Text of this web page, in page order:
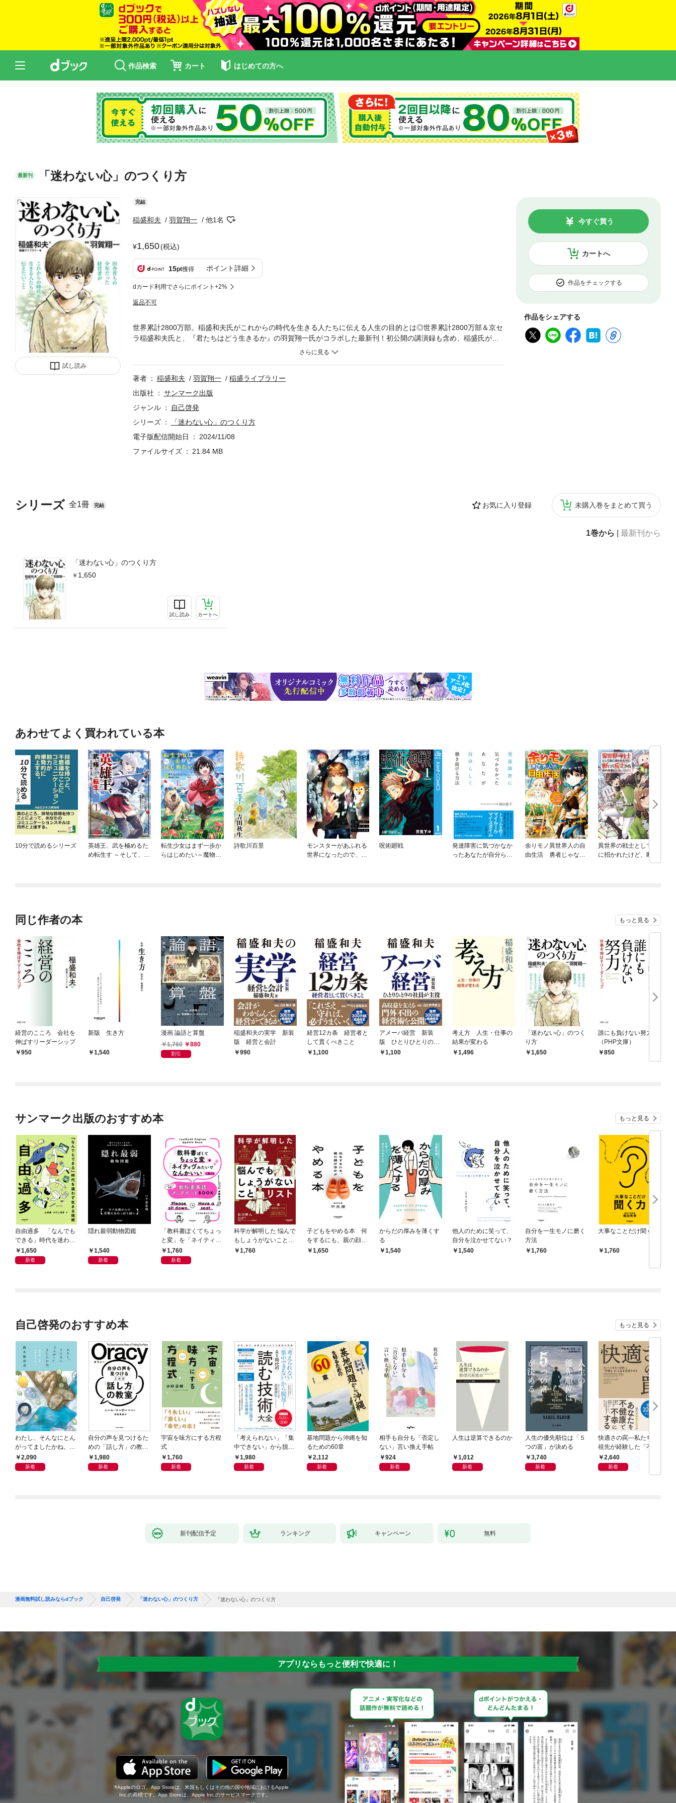
作品検索 カート はじめての方へ
最新刊 「迷わない心」のつくり方
試し読み
完結
稲盛和夫 羽賀翔一 他1名
1,650(税込)
15pt獲得 ポイント詳細
dカード利用でさらにポイント+2%
返品不可
カートへ
今すぐ買う
作品をチェックする
作品をシェアする
シリーズ 全1冊 完結 お気に入り登録 未購入巻をまとめて買う
1巻から 最新刊から
「迷わない心」のつくり方
1,650
試し読み カートへ
世界累計2800万部。稲盛和夫氏がこれからの時代を生きる人たちに伝える人生の目的とは◎世界累計2800万部＆京セ
ラ稲盛和夫氏と、『君たちはどう生きるか』の羽賀翔一氏がコラボした最新刊！初公開の講演録も含め、稲盛氏が若
い人たちに向けて語った内容と、導入として羽賀先生の漫画を掲載。今迷いのあるすべての方に向け、やさしく語り
たらない自信がある」とまで話していたそうです。何が稲盛氏の運命を変えたのか。それはすべて「思う」ことから
始まりました。では、人生を変える「思い」の持ち方とは何か。生き方が変わる1冊です。
著者 稲盛和夫 羽賀翔一
稲盛ライブラリー
出版社
サンマーク出版
ジャンル
自己啓発
シリーズ
「迷わない心」のつくり方
電子版配信開始日
2024/11/08
ファイルサイズ
21.84 MB
あわせてよく買われている本
10分で読めるシリーズ
英雄王、武を極めるた
め転生す ～そして、世
転生少女はまず一歩か
らはじめたい～魔物が
詩歌川百景
モンスターがあふれる
世界になったので、好
呪術廻戦
発達障害に気づかなか
ったあなたが自分らし
余りモノ異世界人の自
由生活 勇者じゃない
異世界の戦士として国
に招かれたけど、断っ
て兵士から始める事に
同じ作者の本 もっと見る
経営のこころ 会社を
伸ばすリーダーシップ
950
新版 生き方
1,540
漫画 論語と算盤
1,760
880
割引
稲盛和夫の実学 新装
版 経営と会計
990
経営12カ条 経営者と
して貫くべきこと
1,100
アメーバ経営 新装
版 ひとりひとりの社
員が主役
1,100
考え方 人生・仕事の
結果が変わる
1,496
「迷わない心」のつく
り方
1,650
誰にも負けない努力
（PHP文庫）
850
サンマーク出版のおすすめ本 もっと見る
自由過多 「なんでも
できる」時代を迷わず
生きる技術
1,650
新着
隠れ最弱動物図鑑
1,540
新着
「教科書ぽくてちょっ
と変」を「ネイティヴ
みたいでなんかいい」
に変える教科書英語ア
1,760
新着
科学が解明した 悩んで
もしょうがないことリ
スト1,760
子どもをやめる本 何
をするにも、親の顔が
浮かぶ
1,650
からだの厚みを薄くす
る
1,540
他人のために笑って、
自分を泣かせてない？
1,540
自分を一生モノに磨く
方法
1,760
大事なことだけ聞く力
1,760
自己啓発のおすすめ本 もっと見る
わたし、そんなにとん
がってましたかね。
獅子座、Ａ型、丙午は
めぐる
2,090
新着
自分の声を見つけるた
めの「話し方」の教
室 Ｏｒａｃｙ（オラ
シー）
1,980
新着
宇宙を味方にする方程
式
1,760
新着
「考えられない」「集
中できない」から脱
却！ AI時代の読む技
術大全
1,980
新着
基地問題から沖縄を知
るための60章
2,112
新着
相手も自分も「否定し
ない」言い換え手帖
924
新着
人生は逆算できるのか
1,012
新着
人生の優先順位は「５
つの富」が決める
3,740
新着
快適さの罠―私たちの
祖先が経験した「不快
さ」が人生を充実させ
る
2,640
新着
新刊配信予定 ランキング キャンペーン 無料
漫画無料試し読みならdブック 自己啓発 「迷わない心」のつくり方 「迷わない心」のつくり方
アプリならもっと便利で快適に！
Appleのロゴ、App Storeは、米国もしくはその他の国や地域におけるApple
Inc.の商標です。App Storeは、Apple Inc.のサービスマークです。